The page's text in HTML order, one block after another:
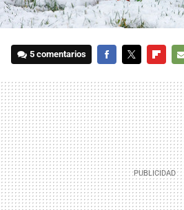
5 comentarios